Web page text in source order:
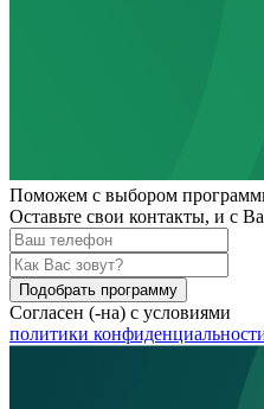
Поможем с выбором
Оставьте свои контакты, и с
Подобрать программу
Согласен (-на) с условиями
политики